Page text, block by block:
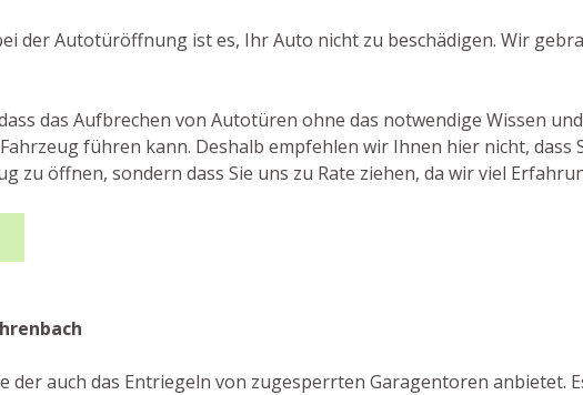
der Autotüröffnung ist es, Ihr Auto nicht zu beschädigen. Wir
das Aufbrechen von Autotüren ohne das notwendige Wissen
führen kann. Deshalb empfehlen wir Ihnen hier nicht, dass
zu öffnen, sondern dass Sie uns zu Rate ziehen, da wir viel
der auch das Entriegeln von zugesperrten Garagentoren anbietet.